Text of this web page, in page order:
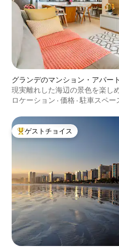
グランデのマンション・アパート
現実離れした海辺の景色を楽し
ルトマン
ロケーション · 価格 · 駐車スペー
大好評のゲストチョイスです。
ゲストチョイス